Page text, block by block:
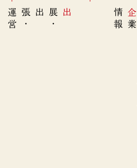
出展
・
出張
・
運
営
企
業
情
報